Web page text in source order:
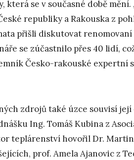
se v současné době
republiky a Rakouska z
přišli diskutovat
se zúčastnilo přes 40 lidí,
Česko-rakouské expertní
zdrojů také úzce souvisí
Ing. Tomáš Kubina z
teplárenství hovořil Dr.
prof. Amela Ajanovic z